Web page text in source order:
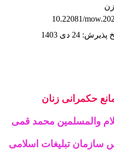
زن
10.22081/
پذیرش: 24 دی 1403
حکمرانی زنان
والمسلمین محمد قمی
سازمان تبلیغات اسلامی